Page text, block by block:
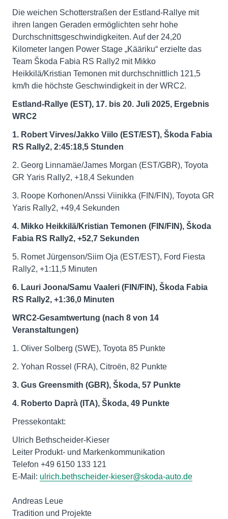
Die weichen Schotterstraßen der Estland-Rallye mit
ihren langen Geraden ermöglichten sehr hohe
Durchschnittsgeschwindigkeiten. Auf der 24,20
Kilometer langen Power Stage „Kääriku“ erzielte das
Team Škoda Fabia RS Rally2 mit Mikko
Heikkilä/Kristian Temonen mit durchschnittlich 121,5
km/h die höchste Geschwindigkeit in der WRC2.
Estland-Rallye (EST), 17. bis 20. Juli 2025, Ergebnis
WRC2
1. Robert Virves/Jakko Viilo (EST/EST), Škoda Fabia
RS Rally2, 2:45:18,5 Stunden
2. Georg Linnamäe/James Morgan (EST/GBR), Toyota
GR Yaris Rally2, +18,4 Sekunden
3. Roope Korhonen/Anssi Viinikka (FIN/FIN), Toyota GR
Yaris Rally2, +49,4 Sekunden
4. Mikko Heikkilä/Kristian Temonen (FIN/FIN), Škoda
Fabia RS Rally2, +52,7 Sekunden
5. Romet Jürgenson/Siim Oja (EST/EST), Ford Fiesta
Rally2, +1:11,5 Minuten
6. Lauri Joona/Samu Vaaleri (FIN/FIN), Škoda Fabia
RS Rally2, +1:36,0 Minuten
WRC2-Gesamtwertung (nach 8 von 14
Veranstaltungen)
1. Oliver Solberg (SWE), Toyota 85 Punkte
2. Yohan Rossel (FRA), Citroën, 82 Punkte
3. Gus Greensmith (GBR), Škoda, 57 Punkte
4. Roberto Daprà (ITA), Škoda, 49 Punkte
Pressekontakt:
Ulrich Bethscheider-Kieser
Leiter Produkt- und Markenkommunikation
Telefon +49 6150 133 121
E-Mail: ulrich.bethscheider-kieser@skoda-auto.de
Andreas Leue
Tradition und Projekte